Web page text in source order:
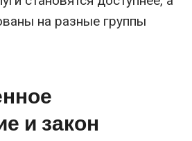
на разные группы
и закон